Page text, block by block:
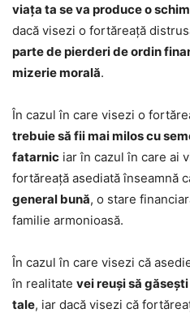
viața ta se va produce o
dacă visezi o fortăreață
parte de pierderi de ordin
mizerie morală.
În cazul în care visezi o
trebuie să fii mai milos cu
fatarnic iar în cazul în care ai
fortăreață asediată înseamnă
general bună, o stare
familie armonioasă.
În cazul în care visezi că
în realitate vei reuși să
tale, iar dacă visezi că